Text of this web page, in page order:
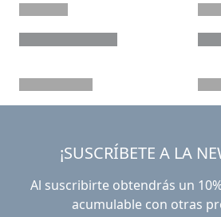
¡SUSCRÍBETE A LA
Al suscribirte obtendrás un
acumulable con otras